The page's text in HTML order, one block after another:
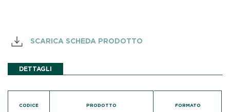
SCARICA SCHEDA PRODOTTO
DETTAGLI
CODICE PRODOTTO FORMATO